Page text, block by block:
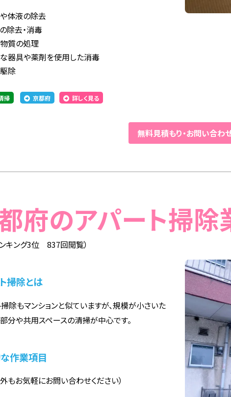
体液の除去
除去・消毒
質の処理
器具や薬剤を使用した消毒
除
掃 京都府 詳しく見る
無料見積もり・お問い合わ
都府のアパート掃
ンキング3位 837回閲覧）
掃除とは
除もマンションと似ていますが、規模が小さいた
分や共用スペースの清掃が中心です。
作業項目
もお気軽にお問い合わせください）